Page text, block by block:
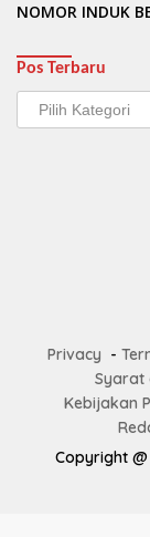
NOMOR INDUK
Pos Terbaru
Pos
Terbaru
Privacy
Syarat
Kebijakan
Copyright